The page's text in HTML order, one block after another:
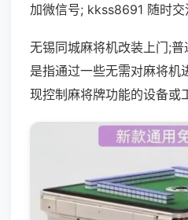
加微信号; kkss8691 随时交
无锡同城麻将机改装上门;
是指通过一些无需对麻将机
现控制麻将牌功能的设备或